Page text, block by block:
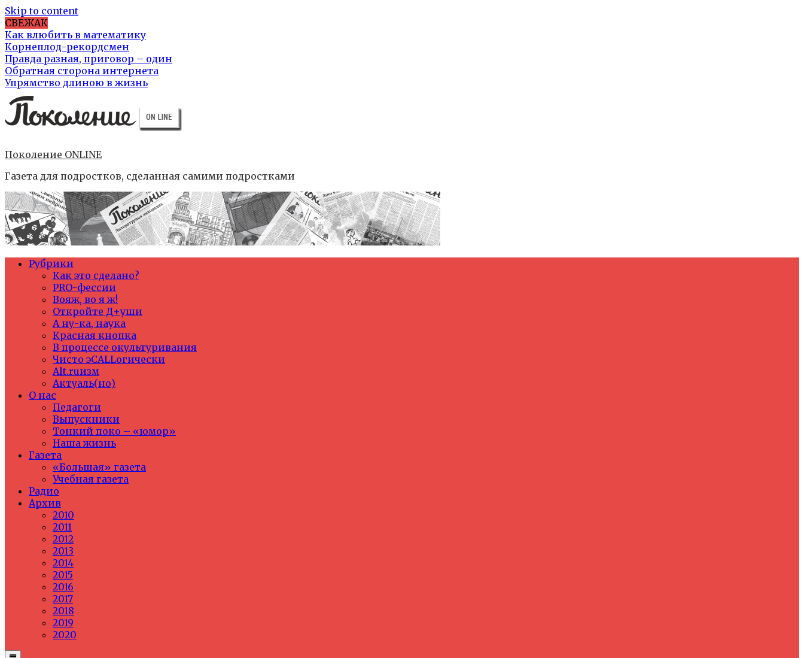
Skip to content
СВЕЖАК
Как влюбить в математику
Корнеплод-рекордсмен
Правда разная, приговор – один
Обратная сторона интернета
Упрямство длиною в жизнь
Поколение ONLINE
Газета для подростков, сделанная самими подростками
Рубрики
Как это сделано?
PRO-фессии
Вояж, во я ж!
Откройте Д+уши
А ну-ка, наука
Красная кнопка
В процессе окультуривания
Чисто эCALLогически
Alt.ruизм
Актуаль(но)
О нас
Педагоги
Выпускники
Тонкий поко – «юмор»
Наша жизнь
Газета
«Большая» газета
Учебная газета
Радио
Архив
2010
2011
2012
2013
2014
2015
2016
2017
2018
2019
2020